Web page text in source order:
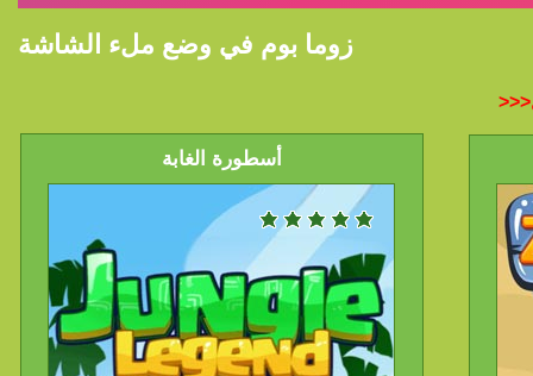
زوما بوم في وضع ملء الشاشة
أسطورة الغابة